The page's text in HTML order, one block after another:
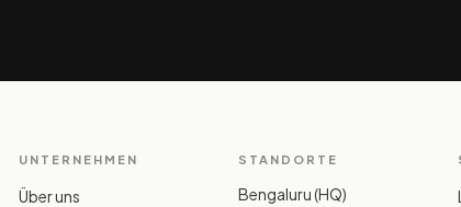
UNTERNEHMEN
Über uns
STANDORTE
Bengaluru (HQ)